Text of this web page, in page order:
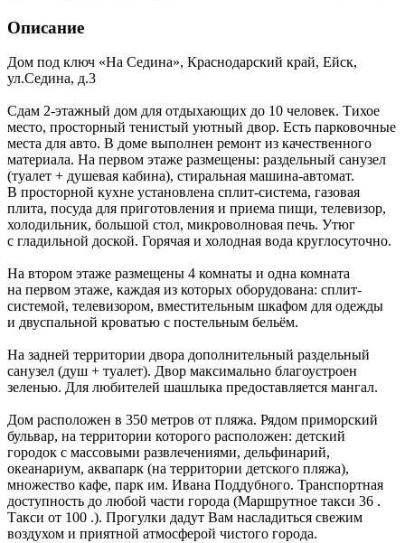
Описание
Дом под ключ «На Седина», Краснодарский край, Ейск,
ул.Седина, д.3
Сдам 2-этажный дом для отдыхающих до 10 человек. Тихое
место, просторный тенистый уютный двор. Есть парковочные
места для авто. В доме выполнен ремонт из качественного
материала. На первом этаже размещены: раздельный санузел
(туалет + душевая кабина), стиральная машина-автомат.
В просторной кухне установлена сплит-система, газовая
плита, посуда для приготовления и приема пищи, телевизор,
холодильник, большой стол, микроволновая печь. Утюг
с гладильной доской. Горячая и холодная вода круглосуточно.
На втором этаже размещены 4 комнаты и одна комната
на первом этаже, каждая из которых оборудована: сплит-
системой, телевизором, вместительным шкафом для одежды
и двуспальной кроватью с постельным бельём.
На задней территории двора дополнительный раздельный
санузел (душ + туалет). Двор максимально благоустроен
зеленью. Для любителей шашлыка предоставляется мангал.
Дом расположен в 350 метров от пляжа. Рядом приморский
бульвар, на территории которого расположен: детский
городок с массовыми развлечениями, дельфинарий,
океанариум, аквапарк (на территории детского пляжа),
множество кафе, парк им. Ивана Поддубного. Транспортная
доступность до любой части города (Маршрутное такси 36 .
Такси от 100 .). Прогулки дадут Вам насладиться свежим
воздухом и приятной атмосферой чистого города.